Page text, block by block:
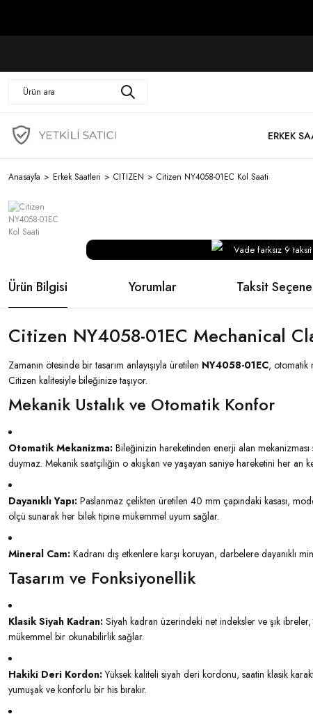
ERKEK
Anasayfa Erkek Saatleri CITIZEN Citizen NY4058-01EC Kol Saati
Vade farksız 9 taksit
Ürün Bilgisi Yorumlar Taksit
Citizen NY4058-01EC Mechanical
Zamanın ötesinde bir tasarım anlayışıyla üretilen NY4058-01EC, otomatik
Citizen kalitesiyle bileğinize taşıyor.
Mekanik Ustalık ve Otomatik Konfor
Otomatik Mekanizma: Bileğinizin hareketinden enerji alan
duymaz. Mekanik saatçiliğin o akışkan ve yaşayan saniye hareketini her an
Dayanıklı Yapı: Paslanmaz çelikten üretilen 40 mm çapındaki kasası,
ölçü sunarak her bilek tipine mükemmel uyum sağlar.
Mineral Cam: Kadranı dış etkenlere karşı koruyan, darbelere dayanıklı
Tasarım ve Fonksiyonellik
Klasik Siyah Kadran: Siyah kadran üzerindeki net indeksler ve şık
mükemmel bir okunabilirlik sağlar.
Hakiki Deri Kordon:Yüksek kaliteli siyah deri kordonu, saatin klasik
yumuşak ve konforlu bir his bırakır.